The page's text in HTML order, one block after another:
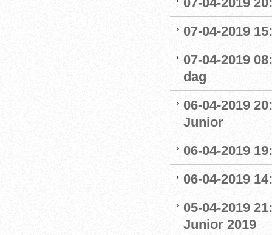
07-04-2019
07-04-2019
dag
06-04-2019
Junior
06-04-2019
06-04-2019
05-04-2019
Junior 2019